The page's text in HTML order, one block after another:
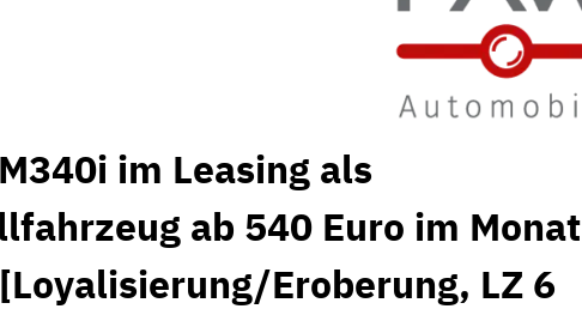
im Leasing als
ab 540 Euro im Monat
Eroberung, LZ 6